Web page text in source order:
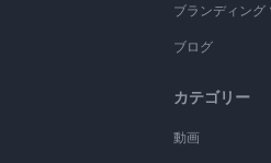
ブランディング
ブログ
カテゴリー
動画